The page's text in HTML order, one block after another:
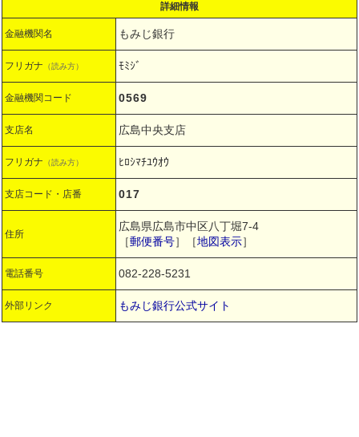
詳細情報
金融機関名 もみじ銀行
フリガナ （読み方） ﾓﾐｼﾞ
金融機関コード 0569
支店名 広島中央支店
フリガナ （読み方） ﾋﾛｼﾏﾁﾕｳｵｳ
支店コード・店番 017
住所
広島県広島市中区八丁堀7-4
［郵便番号］［地図表示］
電話番号 082-228-5231
外部リンク もみじ銀行公式サイト